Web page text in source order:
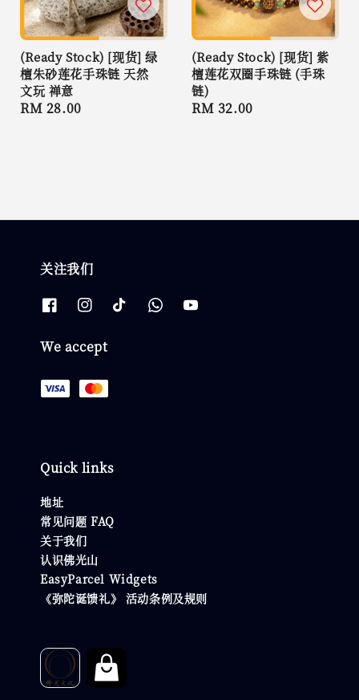
(Ready Stock) [现货] 绿
檀朱砂莲花手珠链 天然
文玩 禅意
Regular
RM 28.00
(Ready Stock) [现货] 紫
檀莲花双圈手珠链 (手珠
链)
Regular
RM 32.00
关注我们
We accept
Quick links
地址
常见问题 FAQ
关于我们
认识佛光山
EasyParcel Widgets
《弥陀诞馈礼》 活动条例及规则